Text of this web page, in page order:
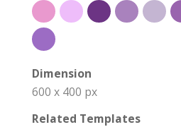
Dimension
600 x 400 px
Related Templates